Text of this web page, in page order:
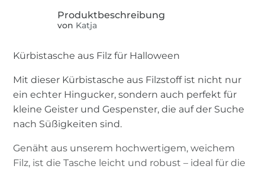
von Katja
Kürbistasche aus Filz für Halloween
Mit dieser Kürbistasche aus Filzstoff ist nicht nur
ein echter Hingucker, sondern auch perfekt für
kleine Geister und Gespenster, die auf der Suche
nach Süßigkeiten sind.
Genäht aus unserem hochwertigem, weichem
Filz, ist die Tasche leicht und robust – ideal für die